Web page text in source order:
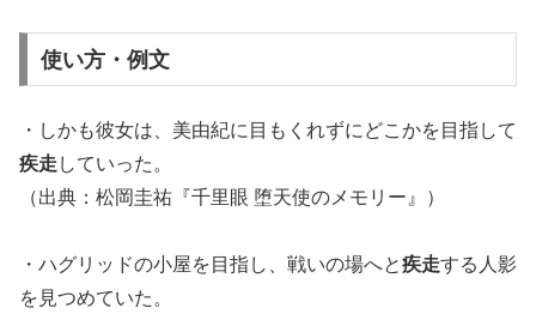
使い方・例文
・しかも彼女は、美由紀に目もくれずにどこかを目指して
疾走 していった。
（出典：松岡圭祐『千里眼 堕天使のメモリー』）
・ハグリッドの小屋を目指し、戦いの場へと疾走する人影
を見つめていた。